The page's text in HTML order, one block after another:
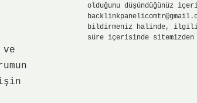
olduğunu düşündüğünüz
bildirmeniz halinde,
süre içerisinde